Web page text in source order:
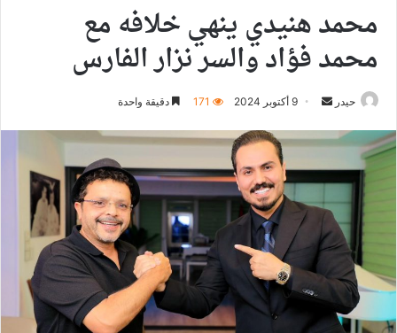
محمد هنيدي ينهي خلافه مع
محمد فؤاد والسر نزار الفارس
حيدر
أرسل
إلكترونيا
9 أكتوبر 2024 171 دقيقة واحدة